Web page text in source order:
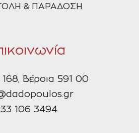
& ΠΑΡΑΔΟΣΗ
168, Βέροια 591 00
106 3494